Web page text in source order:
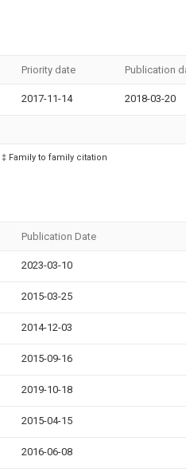
Priority date Publication
2017-11-14 2018-03-20
Family to family citation
Publication Date
2023-03-10
2015-03-25
2014-12-03
2015-09-16
2019-10-18
2015-04-15
2016-06-08